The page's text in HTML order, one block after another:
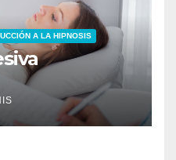
A LA HIPNOSIS